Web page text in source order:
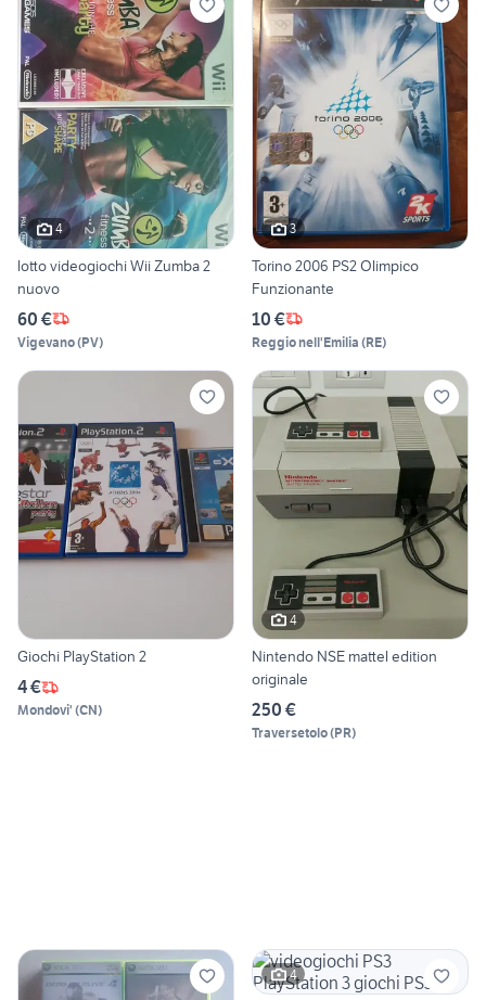
4
lotto videogiochi Wii Zumba 2
nuovo
60 €
Vigevano(PV)
3
Torino 2006 PS2 Olimpico
Funzionante
10 €
Reggio nell'Emilia (RE)
Giochi PlayStation 2
4 €
Mondovi' (CN)
4
Nintendo NSE mattel edition
originale
250 €
Traversetolo(PR)
4